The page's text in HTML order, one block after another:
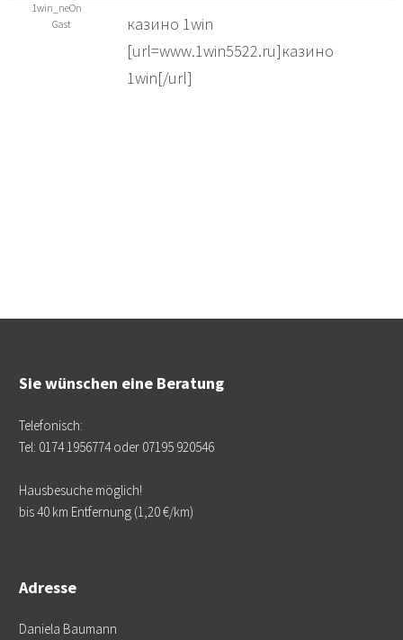
1win_neOn
Gast
казино 1win
[url=www.1win5522.ru]казино
1win[/url]
Sie wünschen eine Beratung
Telefonisch:
Tel: 0174 1956774 oder 07195 920546
Hausbesuche möglich!
bis 40 km Entfernung (1,20 €/km)
Adresse
Daniela Baumann